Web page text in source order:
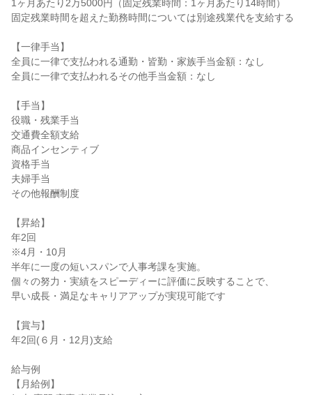
1ヶ月あたり2万5000円（固定残業時間：1ヶ月あたり14時間）
固定残業時間を超えた勤務時間については別途残業代を支給する
【一律手当】
全員に一律で支払われる通勤・皆勤・家族手当金額：なし
全員に一律で支払われるその他手当金額：なし
【手当】
役職・残業手当
交通費全額支給
商品インセンティブ
資格手当
夫婦手当
その他報酬制度
【昇給】
年2回
※4月・10月
半年に一度の短いスパンで人事考課を実施。
個々の努力・実績をスピーディーに評価に反映することで、
早い成長・満足なキャリアアップが実現可能です
【賞与】
年2回(６月・12月)支給
給与例
【月給例】